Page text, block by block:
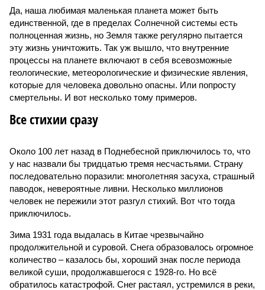
Да, наша любимая маленькая планета может быть
единственной, где в пределах Солнечной системы есть
полноценная жизнь, но Земля также регулярно пытается
эту жизнь уничтожить. Так уж вышло, что внутренние
процессы на планете включают в себя всевозможные
геологические, метеорологические и физические явления,
которые для человека довольно опасны. Или попросту
смертельны. И вот несколько тому примеров.
Все стихии сразу
Около 100 лет назад в Поднебесной приключилось то, что
у нас назвали бы тридцатью тремя несчастьями. Страну
последовательно поразили: многолетняя засуха, страшный
паводок, невероятные ливни. Несколько миллионов
человек не пережили этот разгул стихий. Вот что тогда
приключилось.
Зима 1931 года выдалась в Китае чрезвычайно
продолжительной и суровой. Снега образовалось огромное
количество – казалось бы, хороший знак после периода
великой суши, продолжавшегося с 1928-го. Но всё
обратилось катастрофой. Снег растаял, устремился в реки,